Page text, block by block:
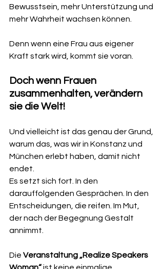
Bewusstsein, mehr Unterstützung und
mehr Wahrheit wachsen können.
Denn wenn eine Frau aus eigener
Kraft stark wird, kommt sie voran.
Doch wenn Frauen
zusammenhalten, verändern
sie die Welt!
Und vielleicht ist das genau der Grund,
warum das, was wir in Konstanz und
München erlebt haben, damit nicht
endet.
Es setzt sich fort. In den
darauffolgenden Gesprächen. In den
Entscheidungen, die reifen. Im Mut,
der nach der Begegnung Gestalt
annimmt.
Die Veranstaltung „Realize Speakers